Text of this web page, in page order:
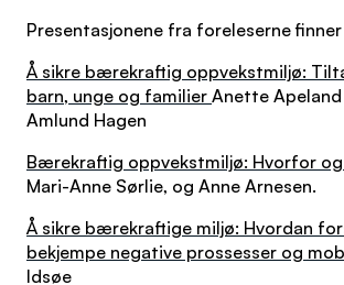
Presentasjonene fra foreleserne
Å sikre bærekraftig oppvekstmiljø:
barn, unge og familier Anette
Amlund Hagen
Bærekraftig oppvekstmiljø: Hvorfor
Mari-Anne Sørlie, og Anne Arnesen.
Å sikre bærekraftige miljø: Hvordan
bekjempe negative prossesser og
Idsøe